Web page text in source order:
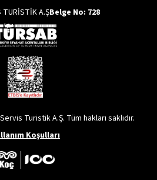
TURİSTİK A.ŞBelge No: 728
Turistik A.Ş. Tüm hakları saklıdır.
Koşulları